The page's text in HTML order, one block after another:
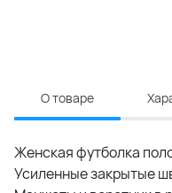
О товаре
Женская футболка
Усиленные закрытые